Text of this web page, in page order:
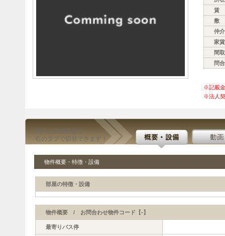
賃
敷
仲
家
間
問
※記載
※法人契
物件の詳細情報は
右のタブで切替できます！
物件概要・特徴・設備
部屋の特徴・設備
物件概要 / お問合わせ物件コード【-】
最寄りバス停